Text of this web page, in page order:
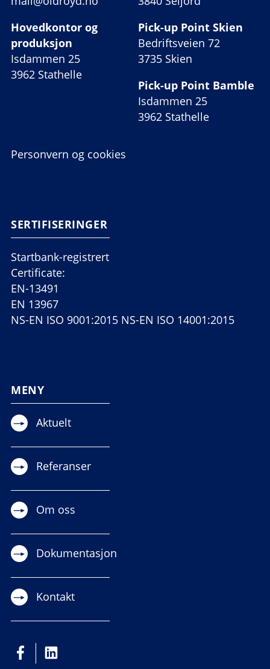
Hovedkontor og
produksjon
Isdammen 25
3962 Stathelle
Pick-up Point Skien
Bedriftsveien 72
3735 Skien
Pick-up Point Bamble
Isdammen 25
3962 Stathelle
Personvern og cookies
SERTIFISERINGER
Startbank-registrert
Certificate:
EN-13491
EN 13967
NS-EN ISO 9001:2015 NS-EN ISO 14001:2015
MENY
Aktuelt
Referanser
Om oss
Dokumentasjon
Kontakt